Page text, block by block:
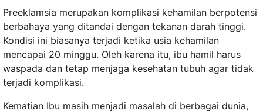
Preeklamsia merupakan komplikasi kehamilan berpotensi
berbahaya yang ditandai dengan tekanan darah tinggi.
Kondisi ini biasanya terjadi ketika usia kehamilan
mencapai 20 minggu. Oleh karena itu, ibu hamil harus
waspada dan tetap menjaga kesehatan tubuh agar tidak
terjadi komplikasi.
Kematian Ibu masih menjadi masalah di berbagai dunia,